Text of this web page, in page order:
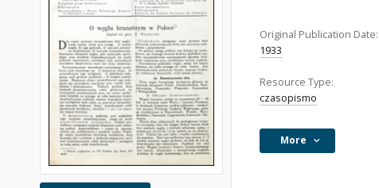
Original Publication Date:
1933
Resource Type:
czasopismo
More